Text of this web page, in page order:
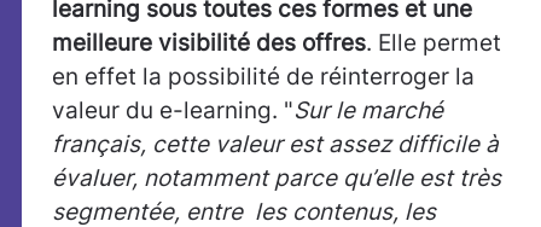
learning sous toutes ces formes et une
meilleure visibilité des offres. Elle permet
en effet la possibilité de réinterroger la
valeur du e-learning. "Sur le marché
français, cette valeur est assez difficile à
évaluer, notamment parce qu’elle est très
segmentée, entre les contenus, les